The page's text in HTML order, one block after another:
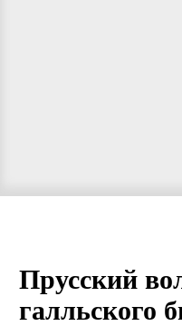
Прусский
галльского